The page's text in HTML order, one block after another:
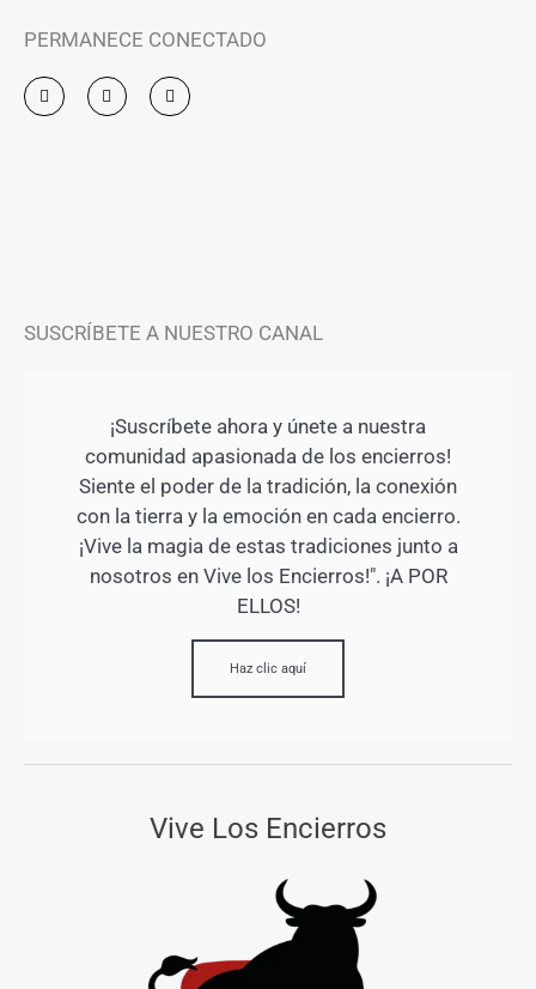
PERMANECE CONECTADO
I
n
s
F
a
c
Y
o
u
SUSCRÍBETE A NUESTRO CANAL
¡Suscríbete ahora y únete a nuestra
comunidad apasionada de los encierros!
Siente el poder de la tradición, la conexión
con la tierra y la emoción en cada encierro.
¡Vive la magia de estas tradiciones junto a
nosotros en Vive los Encierros!". ¡A POR
ELLOS!
Haz clic aquí
Vive Los Encierros